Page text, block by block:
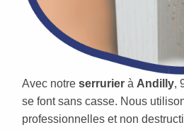
Avec notre serrurier à Andilly,
se font sans casse. Nous
professionnelles et non